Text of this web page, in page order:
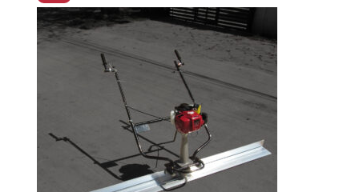
precio
original
$1.101.174.
precio
actual
es:
$891.951.